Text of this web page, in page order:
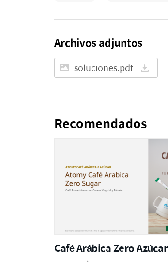
Archivos adjuntos
soluciones.pdf
Recomendados
Café Arábica Zero Azúcar